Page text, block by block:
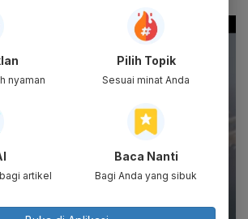
nyaman
Pilih Topik
Sesuai minat Anda
artikel
Baca Nanti
Bagi Anda yang sibuk